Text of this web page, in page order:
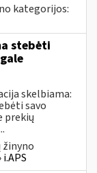
kategorijos:
stebėti
skelbiama:
savo
prekių
žinyno